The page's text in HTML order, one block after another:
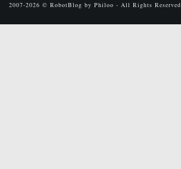
2007-2026 © RobotBlog by Philoo - All Rights Reserved